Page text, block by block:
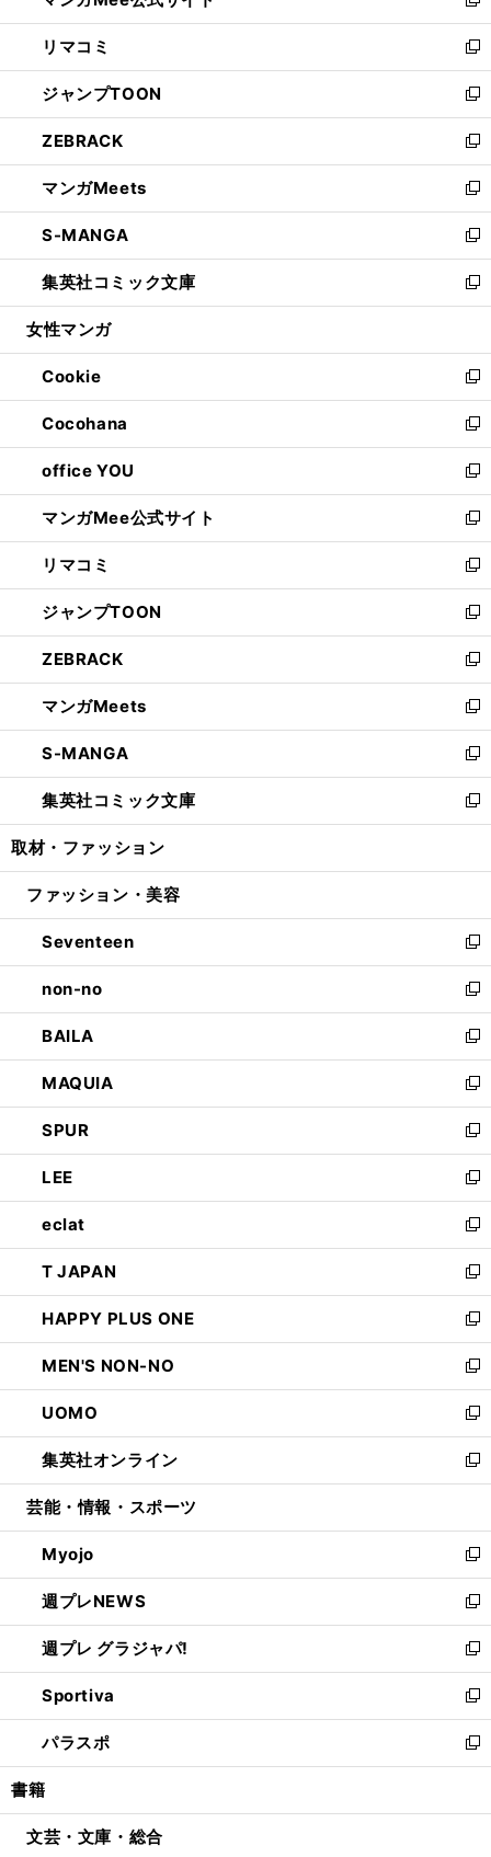
ウ
で
開
く
ン
ド
ウ
で
開
く
ウ
ィ
ン
ド
ウ
で
開
く
新
し
い
ウ
ィ
ン
ド
ウ
で
開
く
リマコミ
新
し
い
ウ
ィ
ン
ド
ウ
で
開
く
ジャンプTOON
新
し
い
ウ
ィ
ン
ド
ウ
で
開
ZEBRACK
新
し
い
ウ
ィ
ン
ド
ウ
開
く
マンガMeets
新
し
い
ウ
ィ
ン
ウ
で
開
く
S-MANGA
新
し
い
ウ
ン
ド
ウ
で
開
く
集英社コミック文庫
新
し
ウ
ィ
ン
ド
ウ
で
開
く
女性マンガ
Cookie
新
し
い
ウ
ィ
ン
ド
ウ
で
開
く
Cocohana
新
し
い
ウ
ィ
ン
ド
ウ
で
開
く
office YOU
新
し
い
ウ
ィ
ン
ド
ウ
で
開
く
マンガMee公式サイト
新
し
い
ウ
ィ
ン
ド
ウ
で
開
く
リマコミ
新
し
い
ウ
ィ
ン
ド
ウ
で
開
く
ジャンプTOON
新
し
い
ウ
ィ
ン
ド
ウ
で
開
ZEBRACK
新
し
い
ウ
ィ
ン
ド
ウ
開
マンガMeets
新
し
い
ウ
ィ
ン
ウ
開
く
S-MANGA
新
し
い
ウ
ン
ウ
で
開
く
集英社コミック文庫
新
し
ウ
ン
ド
ウ
で
開
く
取材・ファッション
ファッション・美容
Seventeen
新
し
い
ウ
ィ
ン
ド
ウ
で
開
く
non-no
新
し
い
ウ
ィ
ン
ド
ウ
で
開
く
BAILA
新
し
い
ウ
ィ
ン
ド
ウ
で
開
く
MAQUIA
新
し
い
ウ
ィ
ン
ド
ウ
で
開
く
SPUR
新
し
い
ウ
ィ
ン
ド
ウ
で
開
く
LEE
新
し
い
ウ
ィ
ン
ド
ウ
で
開
く
eclat
新
し
い
ウ
ィ
ン
ド
ウ
で
開
く
T JAPAN
新
し
い
ウ
ィ
ン
ド
ウ
で
開
HAPPY PLUS ONE
新
し
い
ウ
ィ
ン
ド
ウ
開
く
MEN'S NON-NO
新
し
い
ウ
ィ
ン
ウ
で
開
く
UOMO
新
し
い
ウ
ン
ド
ウ
で
開
く
集英社オンライン
新
し
ウ
ィ
ン
ド
ウ
で
開
く
芸能・情報・スポーツ
Myojo
新
し
い
ウ
ィ
ン
ド
ウ
で
開
週プレNEWS
新
し
い
ウ
ィ
ン
ド
ウ
開
週プレ グラジャパ!
新
し
い
ウ
ィ
ン
ウ
Sportiva
新
し
い
ウ
ン
パラスポ
新
し
ウ
書籍
文芸・文庫・総合